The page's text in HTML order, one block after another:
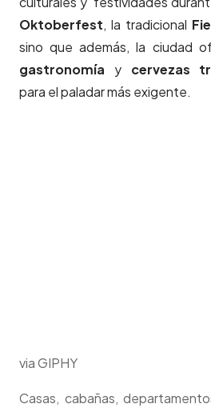
Oktoberfest, la tradicional
sino que además, la ciudad
gastronomía ycervezas
para el paladar más exigente.
via GIPHY
Casas, cabañas,